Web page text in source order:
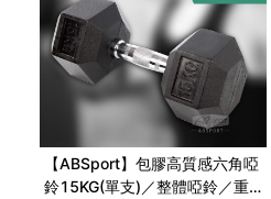
【ABSport】包膠高質感六角啞
鈴15KG(單支)／整體啞鈴／重